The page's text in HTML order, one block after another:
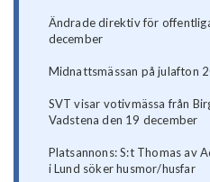
Ändrade direktiv för
december
Midnattsmässan på julafton
SVT visar votivmässa från
Vadstena den 19 december
Platsannons: S:t Thomas av
i Lund söker husmor/husfar